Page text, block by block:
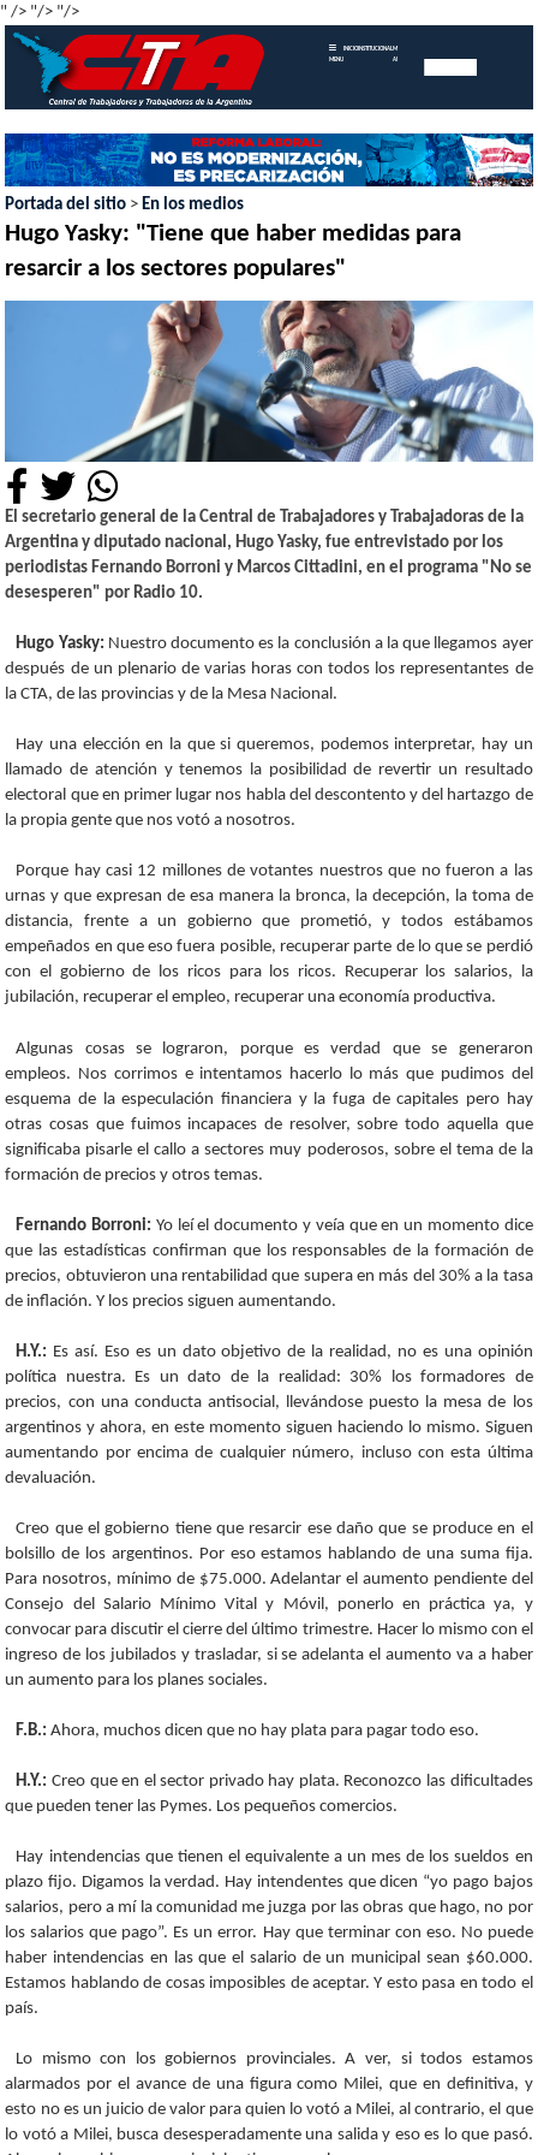
" /> "/> "/>
MENU
INICIOINSTITUCIONAL MEMORIAS
ANUALES
Portada del sitio > En los medios
Hugo Yasky: "Tiene que haber medidas para
resarcir a los sectores populares"
El secretario general de la Central de Trabajadores y Trabajadoras de la
Argentina y diputado nacional, Hugo Yasky, fue entrevistado por los
periodistas Fernando Borroni y Marcos Cittadini, en el programa "No se
desesperen" por Radio 10.
Hugo Yasky: Nuestro documento es la conclusión a la que llegamos ayer
después de un plenario de varias horas con todos los representantes de
la CTA, de las provincias y de la Mesa Nacional.
Hay una elección en la que si queremos, podemos interpretar, hay un
llamado de atención y tenemos la posibilidad de revertir un resultado
electoral que en primer lugar nos habla del descontento y del hartazgo de
la propia gente que nos votó a nosotros.
Porque hay casi 12 millones de votantes nuestros que no fueron a las
urnas y que expresan de esa manera la bronca, la decepción, la toma de
distancia, frente a un gobierno que prometió, y todos estábamos
empeñados en que eso fuera posible, recuperar parte de lo que se perdió
con el gobierno de los ricos para los ricos. Recuperar los salarios, la
jubilación, recuperar el empleo, recuperar una economía productiva.
Algunas cosas se lograron, porque es verdad que se generaron
empleos. Nos corrimos e intentamos hacerlo lo más que pudimos del
esquema de la especulación financiera y la fuga de capitales pero hay
otras cosas que fuimos incapaces de resolver, sobre todo aquella que
significaba pisarle el callo a sectores muy poderosos, sobre el tema de la
formación de precios y otros temas.
Fernando Borroni: Yo leí el documento y veía que en un momento dice
que las estadísticas confirman que los responsables de la formación de
precios, obtuvieron una rentabilidad que supera en más del 30% a la tasa
de inflación. Y los precios siguen aumentando.
H.Y.: Es así. Eso es un dato objetivo de la realidad, no es una opinión
política nuestra. Es un dato de la realidad: 30% los formadores de
precios, con una conducta antisocial, llevándose puesto la mesa de los
argentinos y ahora, en este momento siguen haciendo lo mismo. Siguen
aumentando por encima de cualquier número, incluso con esta última
devaluación.
Creo que el gobierno tiene que resarcir ese daño que se produce en el
bolsillo de los argentinos. Por eso estamos hablando de una suma fija.
Para nosotros, mínimo de $75.000. Adelantar el aumento pendiente del
Consejo del Salario Mínimo Vital y Móvil, ponerlo en práctica ya, y
convocar para discutir el cierre del último trimestre. Hacer lo mismo con el
ingreso de los jubilados y trasladar, si se adelanta el aumento va a haber
un aumento para los planes sociales.
F.B.: Ahora, muchos dicen que no hay plata para pagar todo eso.
H.Y.: Creo que en el sector privado hay plata. Reconozco las dificultades
que pueden tener las Pymes. Los pequeños comercios.
Hay intendencias que tienen el equivalente a un mes de los sueldos en
plazo fijo. Digamos la verdad. Hay intendentes que dicen “yo pago bajos
salarios, pero a mí la comunidad me juzga por las obras que hago, no por
los salarios que pago”. Es un error. Hay que terminar con eso. No puede
haber intendencias en las que el salario de un municipal sean $60.000.
Estamos hablando de cosas imposibles de aceptar. Y esto pasa en todo el
país.
Lo mismo con los gobiernos provinciales. A ver, si todos estamos
alarmados por el avance de una figura como Milei, que en definitiva, y
esto no es un juicio de valor para quien lo votó a Milei, al contrario, el que
lo votó a Milei, busca desesperadamente una salida y eso es lo que pasó.